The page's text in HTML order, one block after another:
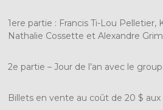
1ere partie : Francis Ti-Lou
Nathalie Cossette et Alexandre
2e partie – Jour de l’an avec le
Billets en vente au coût de 20 $